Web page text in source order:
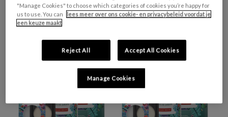
- KALKSTEENGROEVE
€0,99 - €35,00
- LONGSANDS STRAND
€0,99 - €35,00
"Manage Cookies" to choose which categories of cookies you’re happy for
us to use. You can
lees meer over ons cookie- en privacybeleid voordat je
een keuze maakt
Reject All Accept All Cookies
Manage Cookies